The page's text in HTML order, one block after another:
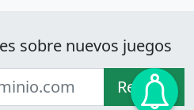
sobre nuevos juegos
Recibir!